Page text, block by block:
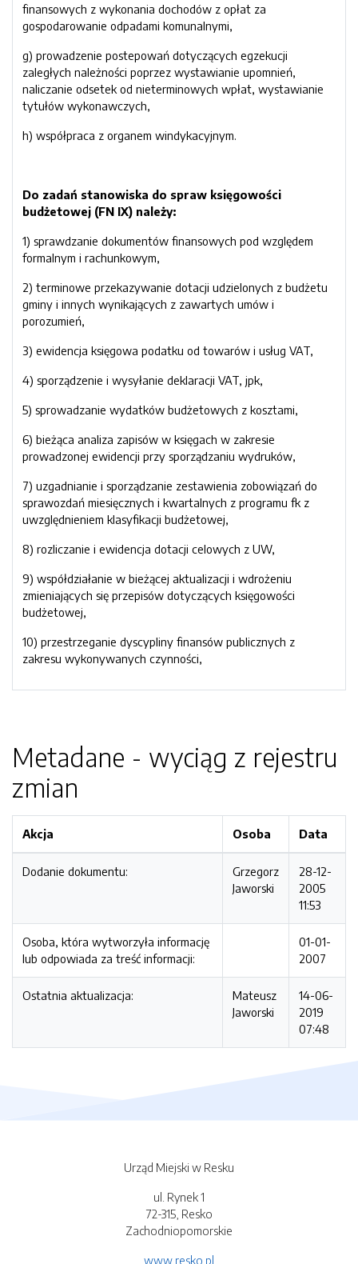
finansowych z wykonania dochodów z opłat za
gospodarowanie odpadami komunalnymi,
g) prowadzenie postepowań dotyczących egzekucji
zaległych należności poprzez wystawianie upomnień,
naliczanie odsetek od nieterminowych wpłat, wystawianie
tytułów wykonawczych,
h) współpraca z organem windykacyjnym.
Do zadań stanowiska do spraw księgowości
budżetowej (FN IX) należy:
1) sprawdzanie dokumentów finansowych pod względem
formalnym i rachunkowym,
2) terminowe przekazywanie dotacji udzielonych z budżetu
gminy i innych wynikających z zawartych umów i
porozumień,
3) ewidencja księgowa podatku od towarów i usług VAT,
4) sporządzenie i wysyłanie deklaracji VAT, jpk,
5) sprowadzanie wydatków budżetowych z kosztami,
6) bieżąca analiza zapisów w księgach w zakresie
prowadzonej ewidencji przy sporządzaniu wydruków,
7) uzgadnianie i sporządzanie zestawienia zobowiązań do
sprawozdań miesięcznych i kwartalnych z programu fk z
uwzględnieniem klasyfikacji budżetowej,
8) rozliczanie i ewidencja dotacji celowych z UW,
9) współdziałanie w bieżącej aktualizacji i wdrożeniu
zmieniających się przepisów dotyczących księgowości
budżetowej,
10) przestrzeganie dyscypliny finansów publicznych z
zakresu wykonywanych czynności,
Metadane - wyciąg z rejestru
zmian
Akcja Osoba Data
Dodanie dokumentu:
Grzegorz
Jaworski
28-12-
2005
11:53
Osoba, która wytworzyła informację
lub odpowiada za treść informacji:
01-01-
2007
Ostatnia aktualizacja:
Mateusz
Jaworski
14-06-
2019
07:48
Urząd Miejski w Resku
ul. Rynek 1
72-315, Resko
Zachodniopomorskie
www.resko.pl